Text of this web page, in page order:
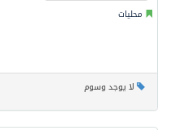
محليات
لا يوجد وسوم